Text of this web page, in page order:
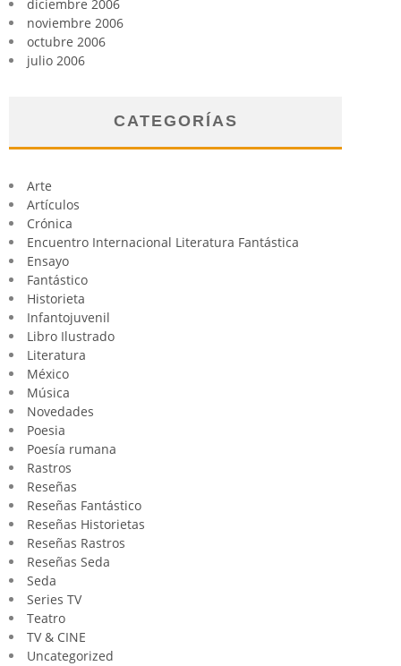
diciembre 2006
noviembre 2006
octubre 2006
julio 2006
CATEGORÍAS
Arte
Artículos
Crónica
Encuentro Internacional Literatura Fantástica
Ensayo
Fantástico
Historieta
Infantojuvenil
Libro Ilustrado
Literatura
México
Música
Novedades
Poesia
Poesía rumana
Rastros
Reseñas
Reseñas Fantástico
Reseñas Historietas
Reseñas Rastros
Reseñas Seda
Seda
Series TV
Teatro
TV & CINE
Uncategorized